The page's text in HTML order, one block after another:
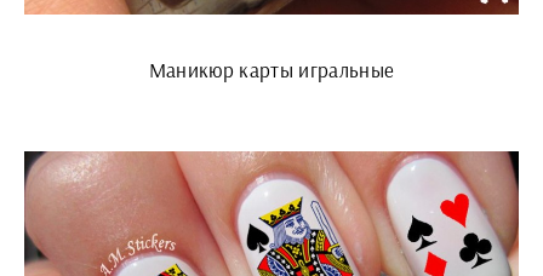
Маникюр карты игральные